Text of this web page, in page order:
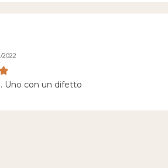
2022
Uno con un difetto